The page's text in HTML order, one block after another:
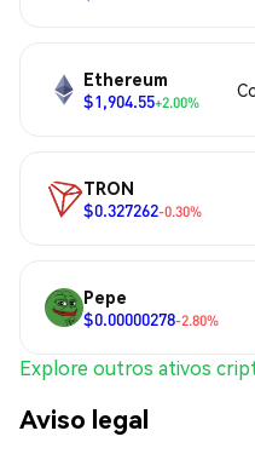
Ethereum
$1,904.55+2.00%
TRON
$0.327262-0.30%
Pepe
$0.00000278-2.80%
Explore outros ativos
Aviso legal